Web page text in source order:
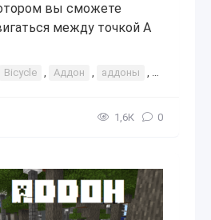
вы сможете
между точкой А
Bicycle , Аддон , аддоны , мод
1,6К 0